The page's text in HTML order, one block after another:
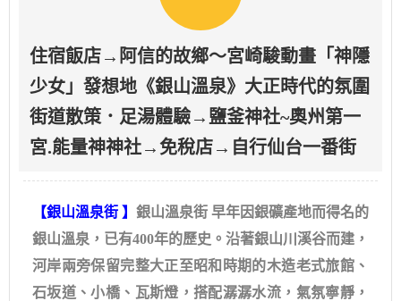
住宿飯店→阿信的故鄉～宮崎駿動畫「神隱
少女」發想地《銀山溫泉》大正時代的氛圍
街道散策．足湯體驗→鹽釜神社~奧州第一
宮.能量神神社→免稅店→自行仙台一番街
【銀山溫泉街 】 銀山溫泉街 早年因銀礦產地而得名的
銀山溫泉，已有400年的歷史。沿著銀山川溪谷而建，
河岸兩旁保留完整大正至昭和時期的木造老式旅館、
石坂道、小橋、瓦斯燈，搭配潺潺水流，氣氛寧靜，